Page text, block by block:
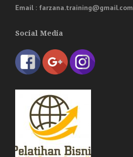
Email : farzana.training@gmail.com
Social Media